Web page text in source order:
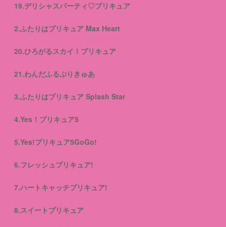
19.デリシャスパーティ♡プリキュア
2.ふたりはプリキュア Max Heart
20.ひろがるスカイ！プリキュア
21.わんだふるぷりきゅあ
3.ふたりはプリキュア Splash Star
4.Yes！プリキュア5
5.Yes!プリキュア5GoGo!
6.フレッシュプリキュア!
7.ハートキャッチプリキュア!
8.スイートプリキュア